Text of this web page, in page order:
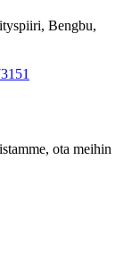
Bengbu,
ota meihin